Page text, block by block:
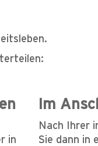
in
Im
Nach Ihrer
Sie dann in